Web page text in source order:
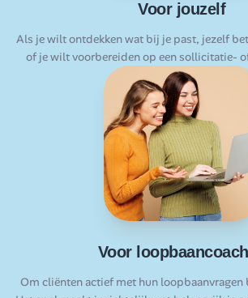
Voor jouzelf
Als je wilt ontdekken wat bij je past, jezelf
of je wilt voorbereiden op een sollicitatie-
Voor
Om cliënten actief met hun loopbaanvragen